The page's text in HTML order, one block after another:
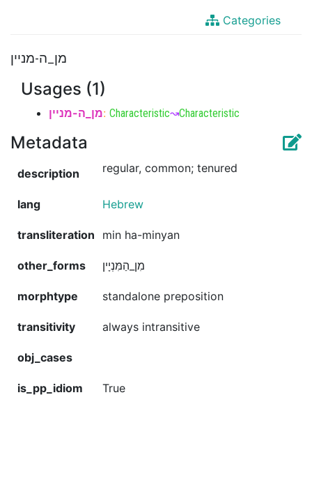
Categories
מן_ה-מניין
Usages (1)
מן_ה-מניין: Characteristic↝Characteristic
Metadata
description regular, common; tenured
lang Hebrew
transliteration min ha-minyan
other_forms מִן_הַמִּנְיָין
morphtype standalone preposition
transitivity always intransitive
obj_cases
is_pp_idiom True